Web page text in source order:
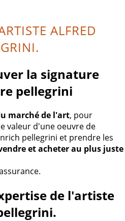
ALFRED
la signature
pellegrini
marché de l'art, pour
valeur d'une oeuvre de
pellegrini et prendre les
et acheter au plus juste
de l'artiste